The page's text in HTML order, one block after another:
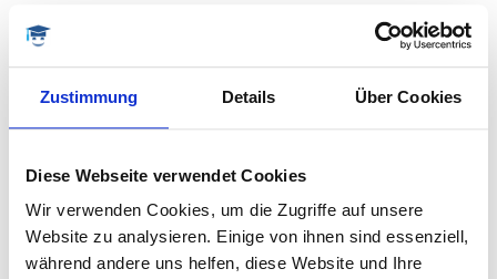
Zustimmung Details Über Cookies
Diese Webseite verwendet Cookies
Wir verwenden Cookies, um die Zugriffe auf unsere
Website zu analysieren. Einige von ihnen sind essenziell,
während andere uns helfen, diese Website und Ihre
Umfang ca. 10 % des gesamten Textumfanges
Trichterförmig vom Bekannten zur Fragestellung
hinleiten
Literaturhinweisen belegen
Zielsetzung und Fragestellung präzise und
verständlich formulieren